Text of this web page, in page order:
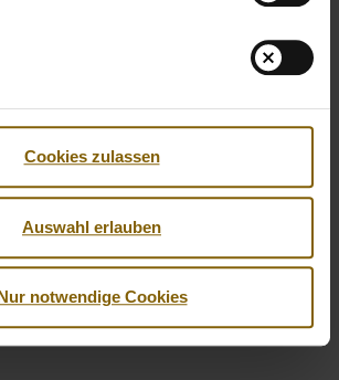
Cookies zulassen
Auswahl erlauben
notwendige Cookies
YoutubeLinkedIn
© 2026 by Nationale Anti Doping Agentur
Datenschutzerklärung Barrierefreiheit